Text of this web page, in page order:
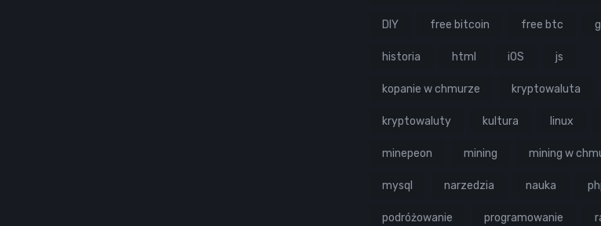
DIY free bitcoin free btc
historia html iOS js
kopanie w chmurze kryptowaluta
kryptowaluty kultura linux
minepeon mining mining w
mysql narzedzia nauka
podróżowanie programowanie